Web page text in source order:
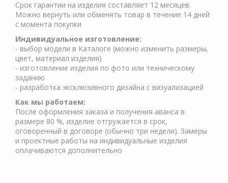
Срок гарантии на изделия составляет 12 месяцев.
Можно вернуть или обменять товар в течение 14 дней
с момента покупки
Индивидуальное изготовление:
- выбор модели в Каталоге (можно изменить размеры,
цвет, материал изделия)
- изготовление изделия по фото или техническому
заданию
- разработка эксклюзивного дизайна с визуализацией
Как мы работаем:
После оформления заказа и получения аванса в
размере 80 %, изделие отгружается в срок,
оговоренный в договоре (обычно три недели). Замеры
и проектные работы на индивидуальные изделия
оплачиваются дополнительно